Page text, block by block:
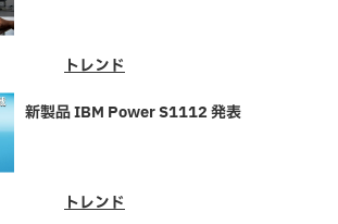
トレンド
新製品 IBM Power S1112 発表
トレンド